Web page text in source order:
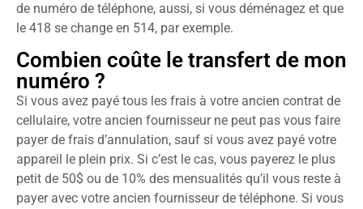
de numéro de téléphone, aussi, si vous déménagez et que
le 418 se change en 514, par exemple.
Combien coûte le transfert de mon
numéro ?
Si vous avez payé tous les frais à votre ancien contrat de
cellulaire, votre ancien fournisseur ne peut pas vous faire
payer de frais d’annulation, sauf si vous avez payé votre
appareil le plein prix. Si c’est le cas, vous payerez le plus
petit de 50$ ou de 10% des mensualités qu’il vous reste à
payer avec votre ancien fournisseur de téléphone. Si vous